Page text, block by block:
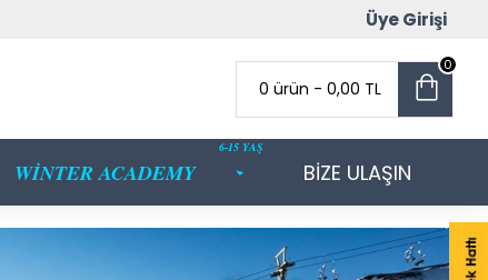
Üye Girişi
0 ürün - 0,00 TL
0
WİNTER ACADEMY
6-15 YAŞ
BİZE ULAŞIN